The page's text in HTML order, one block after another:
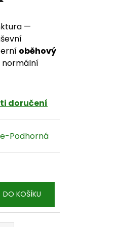
—
oběhový
normální
doručení
Podhorná
DO KOŠÍKU